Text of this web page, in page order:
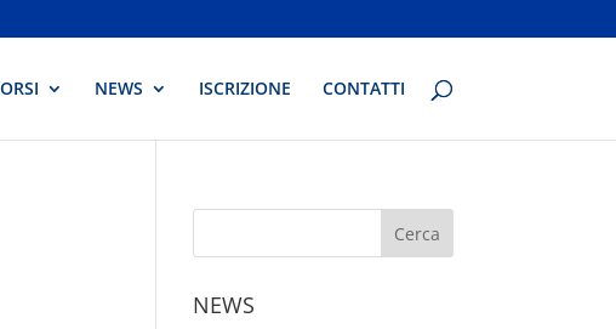
NEWS ISCRIZIONE CONTATTI
NEWS